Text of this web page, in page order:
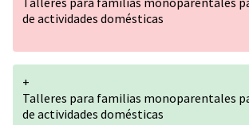
de actividades domésticas
+
Talleres para familias monoparentales
de actividades domésticas